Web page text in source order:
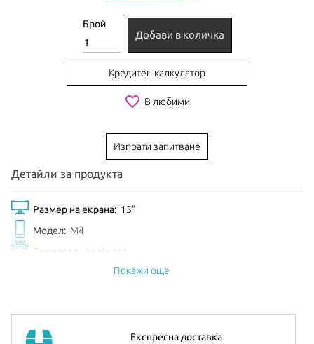
Брой
Добави в количка
Кредитен калкулатор
favorite_border В любими
Изпрати запитване
Детайли за продукта
Размер на екрана: 13"
Модел: M4
Процесор:
Apple M4
Видео карта: 9-core GPU
Цвят:
Покажи още
Експресна доставка